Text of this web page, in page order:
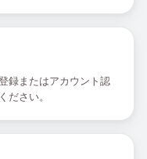
録またはアカウント認
さい。